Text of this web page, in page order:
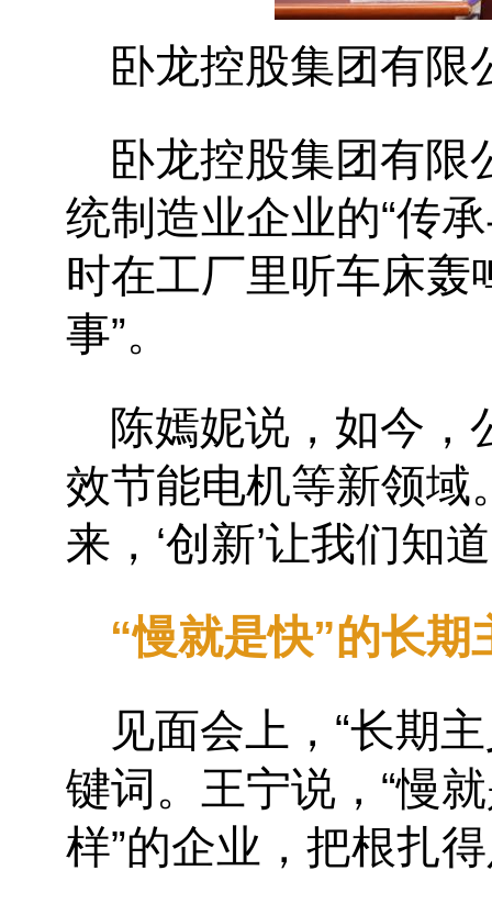
卧龙控股集团有
卧龙控股集团有
统制造业企业的“传
时在工厂里听车床轰
事”。
陈嫣妮说，如今，
效节能电机等新领域
来，‘创新’让我们知
“慢就是快”的长期
见面会上，“长期
键词。王宁说，“慢
样”的企业，把根扎